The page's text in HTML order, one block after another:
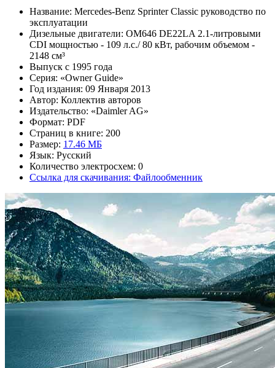
Название: Mercedes-Benz Sprinter Classic руководство по
эксплуатации
Дизельные двигатели: OM646 DE22LA 2.1-литровыми
CDI мощностью - 109 л.с./ 80 кВт, рабочим объемом -
2148 см³
Выпуск с 1995 года
Серия: «Owner Guide»
Год издания: 09 Января 2013
Автор: Коллектив авторов
Издательство: «Daimler AG»
Формат: PDF
Страниц в книге: 200
Размер: 17.46 МБ
Язык: Русский
Количество электросхем: 0
Ссылка для скачивания: Файлообменник